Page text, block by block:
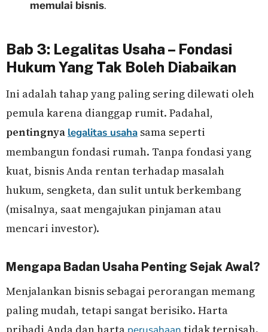
memulai bisnis.
Bab 3: Legalitas Usaha – Fondasi
Hukum Yang Tak Boleh Diabaikan
Ini adalah tahap yang paling sering dilewati oleh
pemula karena dianggap rumit. Padahal,
pentingnya legalitas usaha sama seperti
membangun fondasi rumah. Tanpa fondasi yang
kuat, bisnis Anda rentan terhadap masalah
hukum, sengketa, dan sulit untuk berkembang
(misalnya, saat mengajukan pinjaman atau
mencari investor).
Mengapa Badan Usaha Penting Sejak Awal?
Menjalankan bisnis sebagai perorangan memang
paling mudah, tetapi sangat berisiko. Harta